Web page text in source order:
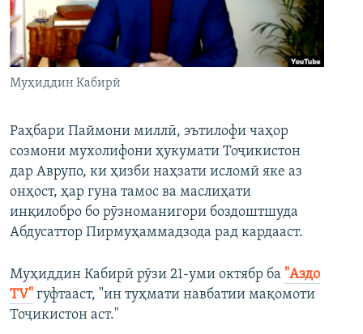
ГУЗОРИШҲОИ РАДИОӢ
Русский
Ҳамаи сомонаҳои RFE/RL
Муҳиддин Кабирӣ
Раҳбари Паймони миллӣ, эътилофи чаҳор
созмони мухолифони ҳукумати Тоҷикистон
дар Аврупо, ки ҳизби наҳзати исломӣ яке аз
онҳост, ҳар гуна тамос ва маслиҳати
инқилобро бо рӯзноманигори боздоштшуда
Абдусаттор Пирмуҳаммадзода рад кардааст.
Муҳиддин Кабирӣ рӯзи 21-уми октябр ба "Аздо
TV" гуфтааст, "ин туҳмати навбатии мақомоти
Тоҷикистон аст."